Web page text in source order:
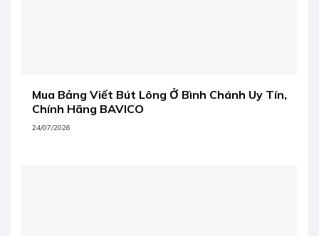
Mua Bảng Viết Bút Lông Ở Bình Chánh Uy Tín,
Chính Hãng BAVICO
24/07/2026